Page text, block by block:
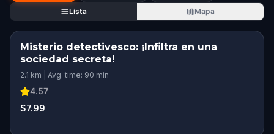
Lista
Mapa
Misterio detectivesco: ¡Infiltra en una
sociedad secreta!
2.1 km | Avg. time: 90 min
4.57
$7.99